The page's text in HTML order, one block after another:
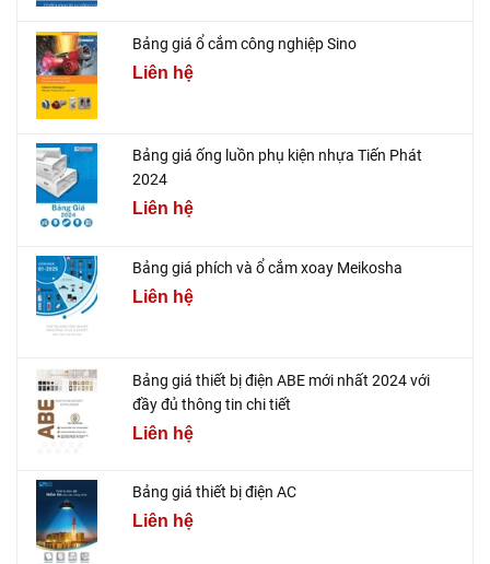
Bảng giá ổ cắm công nghiệp Sino
Liên hệ
Bảng giá ống luồn phụ kiện nhựa Tiến Phát
2024
Liên hệ
Bảng giá phích và ổ cắm xoay Meikosha
Liên hệ
Bảng giá thiết bị điện ABE mới nhất 2024 với
đầy đủ thông tin chi tiết
Liên hệ
Bảng giá thiết bị điện AC
Liên hệ